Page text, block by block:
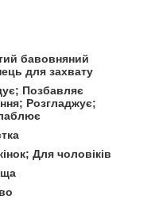
бавовняний
для захвату
Позбавляє
Розгладжує;
Для чоловіків